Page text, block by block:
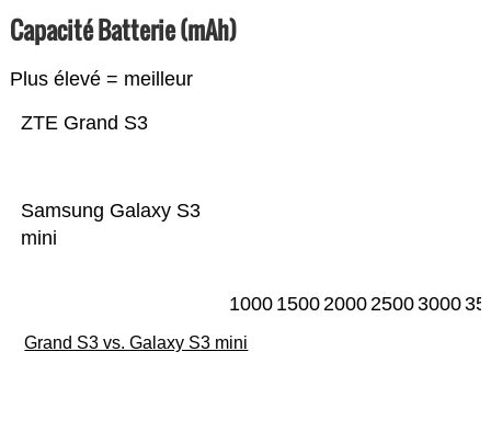
Capacité Batterie (mAh)
Plus élevé = meilleur
Samsung Galaxy S3
mini
ZTE Grand S3
1000 1500200025003000
Grand S3 vs. Galaxy S3 mini